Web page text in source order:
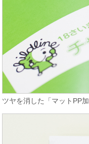
ツヤを消した「マットPP